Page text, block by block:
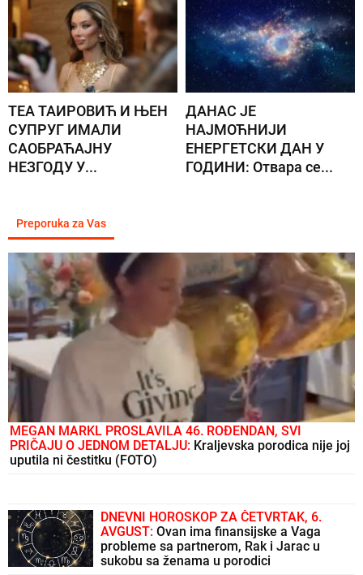
ТЕА ТАИРОВИЋ И ЊЕН
СУПРУГ ИМАЛИ
САОБРАЋАЈНУ
НЕЗГОДУ У...
ДАНАС ЈЕ
НАЈМОЋНИЈИ
ЕНЕРГЕТСКИ ДАН У
ГОДИНИ: Отвара се...
Preporuka za Vas
MEGAN MARKL PROSLAVILA 46. ROĐENDAN, SVI
PRIČAJU O JEDNOM DETALJU: Kraljevska porodica nije joj
uputila ni čestitku (FOTO)
DNEVNI HOROSKOP ZA ČETVRTAK, 6.
AVGUST: Ovan ima finansijske a Vaga
probleme sa partnerom, Rak i Jarac u
sukobu sa ženama u porodici